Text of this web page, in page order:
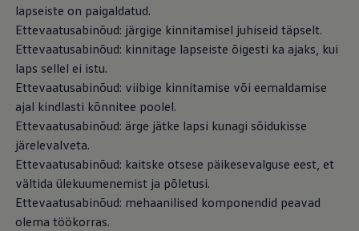
lapseiste on paigaldatud.
Ettevaatusabinõud: järgige kinnitamisel juhiseid täpselt.
Ettevaatusabinõud: kinnitage lapseiste õigesti ka ajaks, kui
laps sellel ei istu.
Ettevaatusabinõud: viibige kinnitamise või eemaldamise
ajal kindlasti kõnnitee poolel.
Ettevaatusabinõud: ärge jätke lapsi kunagi sõidukisse
järelevalveta.
Ettevaatusabinõud: kaitske otsese päikesevalguse eest, et
vältida ülekuumenemist ja põletusi.
Ettevaatusabinõud: mehaanilised komponendid peavad
olema töökorras.